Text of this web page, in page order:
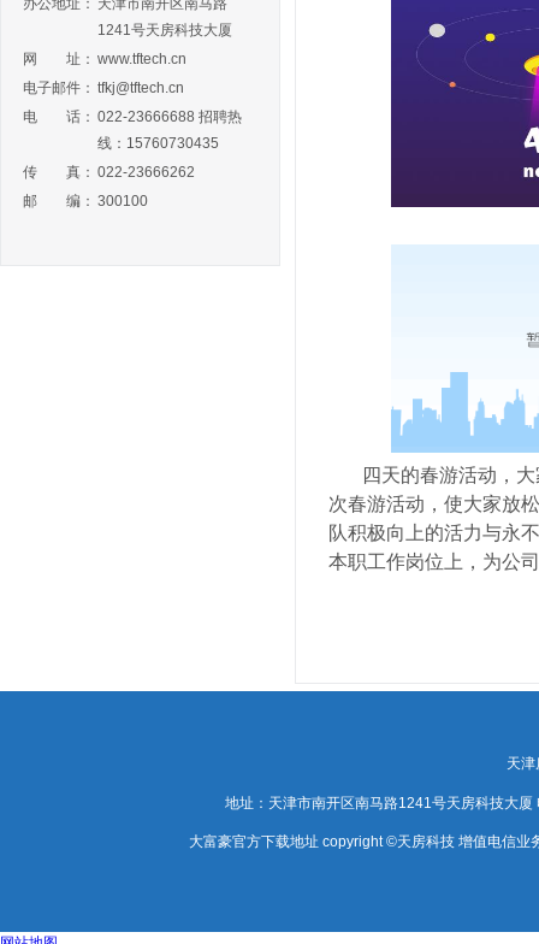
四天的春游活动，大
次春游活动，使大家放
队积极向上的活力与永
本职工作岗位上，为公
办公地址： 天津市南开区南马路
1241号天房科技大厦
网 址： www.tftech.cn
电子邮件： tfkj@tftech.cn
电 话： 022-23666688 招聘热
线：15760730435
传 真： 022-23666262
邮 编： 300100
天
地址：天津市南开区南马路1241号天房科技大
大富豪官方下载地址 copyright ©天房科技 增值电信